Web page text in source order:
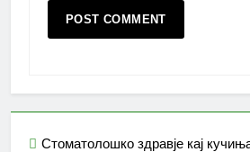
Стоматолошко здравје кај